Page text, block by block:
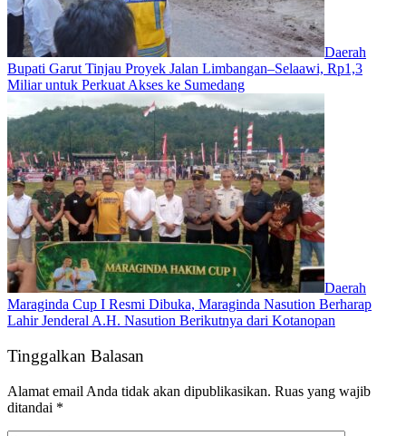
Daerah
Bupati Garut Tinjau Proyek Jalan Limbangan–Selaawi, Rp1,3
Miliar untuk Perkuat Akses ke Sumedang
Daerah
Maraginda Cup I Resmi Dibuka, Maraginda Nasution Berharap
Lahir Jenderal A.H. Nasution Berikutnya dari Kotanopan
Tinggalkan Balasan
Alamat email Anda tidak akan dipublikasikan. Ruas yang wajib
ditandai *